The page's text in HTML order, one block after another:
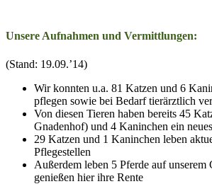
Unsere Aufnahmen und Vermittlungen:
(Stand: 19.09.’14)
Wir konnten u.a. 81 Katzen und 6
pflegen sowie bei Bedarf tierärztlich
Von diesen Tieren haben bereits 45
Gnadenhof) und 4 Kaninchen ein
29 Katzen und 1 Kaninchen leben
Pflegestellen
Außerdem leben 5 Pferde auf unserem
genießen hier ihre Rente